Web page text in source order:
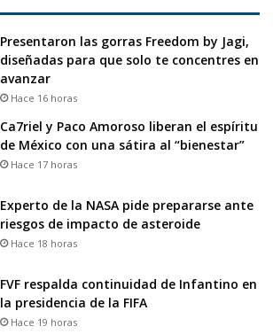
Presentaron las gorras Freedom by Jagi,
diseñadas para que solo te concentres en
avanzar
Hace 16 horas
Ca7riel y Paco Amoroso liberan el espíritu
de México con una sátira al “bienestar”
Hace 17 horas
Experto de la NASA pide prepararse ante
riesgos de impacto de asteroide
Hace 18 horas
FVF respalda continuidad de Infantino en
la presidencia de la FIFA
Hace 19 horas